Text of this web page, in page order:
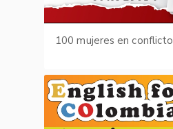
100 mujeres en conflicto